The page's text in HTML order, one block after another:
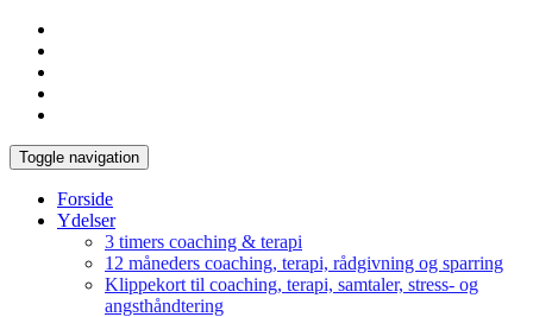
Toggle navigation
Forside
Ydelser
3 timers coaching & terapi
12 måneders coaching, terapi, rådgivning og sparring
Klippekort til coaching, terapi, samtaler, stress- og
angsthåndtering